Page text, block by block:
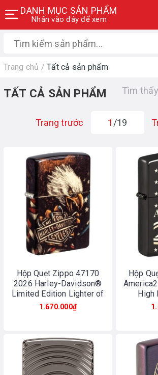
DANH MỤC SẢN PHẨM
Nhấn vào đây để xem
Trang chủ / Tất cả sản phẩm
TẤT CẢ SẢN PHẨM Tìm thấy
Trang trước 1 /19
Hộp Quẹt Zippo 47170
2026 Harley-Davidson®
Limited Edition Lighter of
the Year
1.670.000₫
Hộp
High